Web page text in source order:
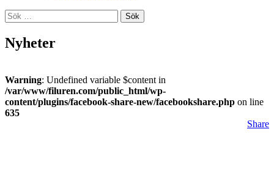
Sök
efter:
Nyheter
Warning: Undefined variable $content in
/var/www/filuren.com/public_html/wp-
content/plugins/facebook-share-new/facebookshare.php on line
635
Share